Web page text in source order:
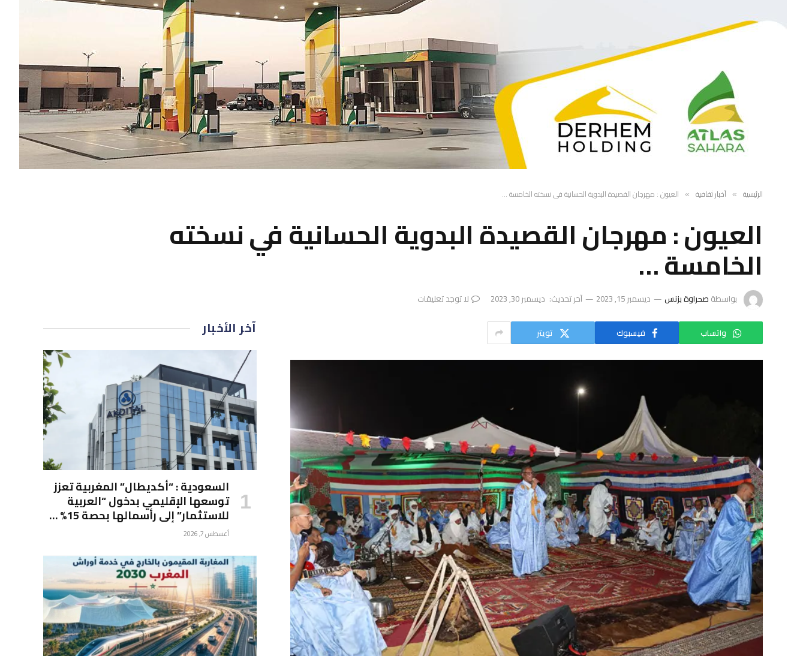
الرئيسية » أخبار ثقافية » العيون : مهرجان القصيدة البدوية الحسانية في نسخته الخامسة …
العيون : مهرجان القصيدة البدوية الحسانية في نسخته
الخامسة …
بواسطة صحراوة بزنس ديسمبر 15, 2023 آخر تحديث: ديسمبر 30, 2023 لا توجد تعليقات
واتساب فيسبوك تويتر آخر الأخبار
السعودية : “أكديطال” المغربية تعزز
توسعها الإقليمي بدخول “العربية
للاستثمار” إلى رأسمالها بحصة 15% …
أغسطس 7, 2026